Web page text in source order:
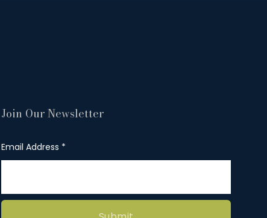
Join Our Newsletter
Email Address